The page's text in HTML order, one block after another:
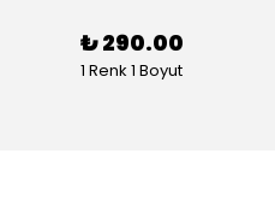
₺ 290.00
1 Renk 1 Boyut